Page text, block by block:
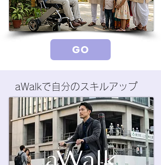
GO
aWalkで自分のスキルアップ